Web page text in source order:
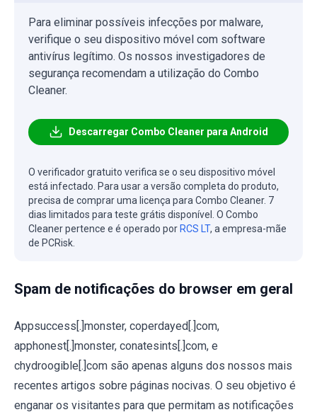
Para eliminar possíveis infecções por malware,
verifique o seu dispositivo móvel com software
antivírus legítimo. Os nossos investigadores de
segurança recomendam a utilização do Combo
Cleaner.
Descarregar Combo Cleaner para Android
O verificador gratuito verifica se o seu dispositivo móvel
está infectado. Para usar a versão completa do produto,
precisa de comprar uma licença para Combo Cleaner. 7
dias limitados para teste grátis disponível. O Combo
Cleaner pertence e é operado porRCS LT, a empresa-mãe
de PCRisk.
Spam de notificações do browser em geral
Appsuccess[.]monster, coperdayed[.]com,
apphonest[.]monster, conatesints[.]com, e
chydroogible[.]com são apenas alguns dos nossos mais
recentes artigos sobre páginas nocivas. O seu objetivo é
enganar os visitantes para que permitam as notificações